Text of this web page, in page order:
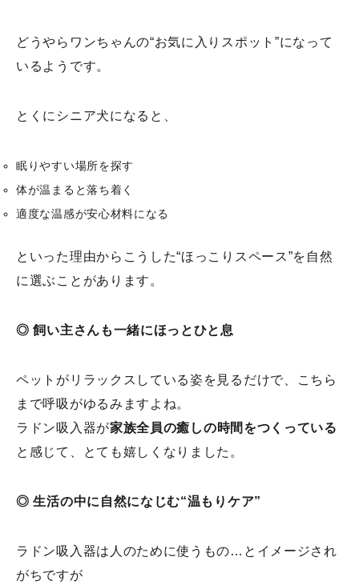
どうやらワンちゃんの“お気に入りスポット”になって
いるようです。
とくにシニア犬になると、
眠りやすい場所を探す
体が温まると落ち着く
適度な温感が安心材料になる
といった理由からこうした“ほっこりスペース”を自然
に選ぶことがあります。
◎ 飼い主さんも一緒にほっとひと息
ペットがリラックスしている姿を見るだけで、こちら
まで呼吸がゆるみますよね。
ラドン吸入器が家族全員の癒しの時間をつくっている
と感じて、とても嬉しくなりました。
◎ 生活の中に自然になじむ“温もりケア”
ラドン吸入器は人のために使うもの…とイメージされ
がちですが